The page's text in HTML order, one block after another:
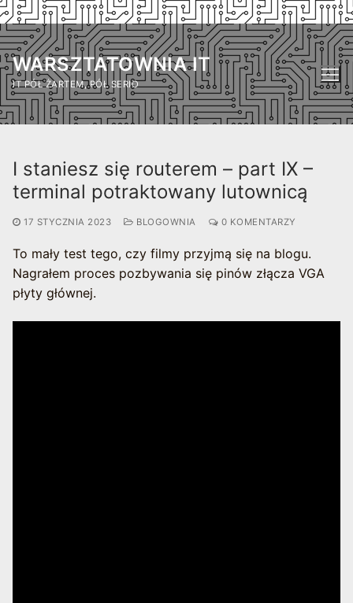
Przejdź
do
treści
WARSZTATOWNIA IT
IT PÓŁ ŻARTEM, PÓŁ SERIO
I staniesz się routerem – part IX –
terminal potraktowany lutownicą
17 STYCZNIA 2023 BLOGOWNIA 0 KOMENTARZY
To mały test tego, czy filmy przyjmą się na blogu.
Nagrałem proces pozbywania się pinów złącza VGA
płyty głównej.